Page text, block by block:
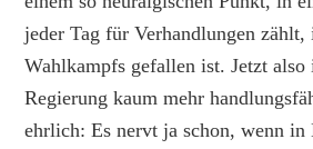
jeder Tag für Verhandlungen zählt,
Wahlkampfs gefallen ist. Jetzt
Regierung kaum mehr
ehrlich: Es nervt ja schon, wenn in